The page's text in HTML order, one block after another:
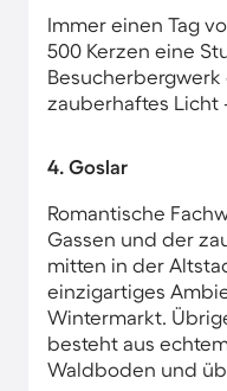
Immer einen Tag
500 Kerzen eine
Besucherbergwerk
zauberhaftes Licht
4. Goslar
Romantische
Gassen und der
mitten in der
einzigartiges
Wintermarkt.
besteht aus
Waldboden und